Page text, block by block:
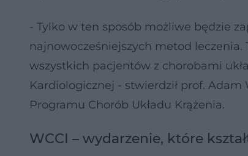
- Tylko w ten sposób możliwe będzie
najnowocześniejszych metod
wszystkich pacjentów z chorobami
Kardiologicznej - stwierdził prof.
Programu Chorób Układu Krążenia.
WCCI – wydarzenie, które